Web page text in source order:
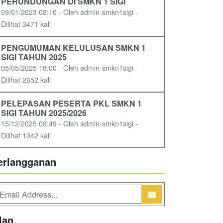
09/01/2023 08:10 - Oleh admin-smkn1sigi -
Dilihat 3471 kali
PENGUMUMAN KELULUSAN SMKN 1
SIGI TAHUN 2025
05/05/2025 18:00 - Oleh admin-smkn1sigi -
Dilihat 2652 kali
PELEPASAN PESERTA PKL SMKN 1
SIGI TAHUN 2025/2026
15/12/2025 09:49 - Oleh admin-smkn1sigi -
Dilihat 1042 kali